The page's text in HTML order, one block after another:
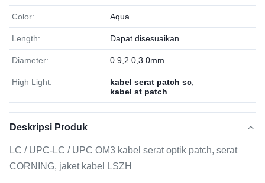
Color: Aqua
Length: Dapat disesuaikan
Diameter: 0.9,2.0,3.0mm
High Light: kabel serat patch sc
kabel st patch
Deskripsi Produk
LC / UPC-LC / UPC OM3 kabel serat optik patch, serat
CORNING, jaket kabel LSZH